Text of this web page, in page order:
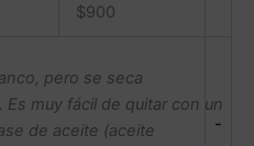
$900
pero se seca
muy fácil de quitar con un
de aceite (aceite
-